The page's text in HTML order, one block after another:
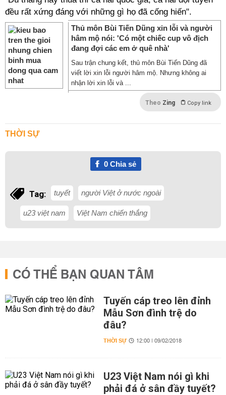
đều rất xứng đáng với những gì họ đã cống hiến".
Thủ môn Bùi Tiến Dũng xin lỗi và người
hâm mộ nói: 'Có một chiếc cup vô địch
đang đợi các em ở quê nhà'
Sau trận chung kết, thủ môn Bùi Tiến Dũng đã
viết lời xin lỗi người hâm mộ. Nhưng không ai
nhận lời xin lỗi và ...
Theo Zing Copy link
THỜI SỰ
0Chia sẻ
Tag: tuyết người Việt ở nước ngoài
u23 việt nam Việt Nam chiến thắng
CÓ THỂ BẠN QUAN TÂM
Tuyến cáp treo lên đỉnh
Mẫu Sơn đình trệ do
đâu?
THỜI SỰ 12:00 | 09/02/2018
U23 Việt Nam nói gì khi
phải đá ở sân đầy tuyết?